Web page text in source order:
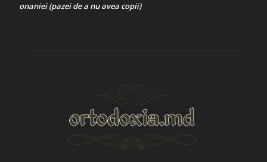
onaniei (pazei de a nu avea copii)